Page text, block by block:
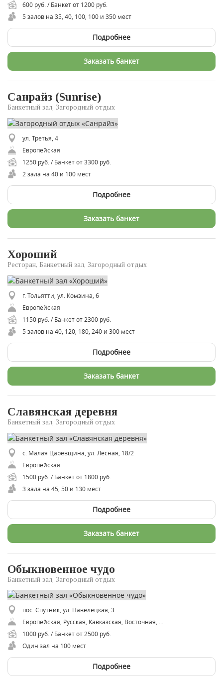
600 руб. / Банкет от 1200 руб.
5 залов на 35, 40, 100, 100 и 350 мест
Подробнее
Заказать банкет
Санрайз (Sunrise)
Банкетный зал, Загородный отдых
ул. Третья, 4
Европейская
1250 руб. / Банкет от 3300 руб.
2 зала на 40 и 100 мест
Подробнее
Заказать банкет
Хороший
Ресторан, Банкетный зал, Загородный отдых
г. Тольятти, ул. Комзина, 6
Европейская
1150 руб. / Банкет от 2300 руб.
5 залов на 40, 120, 180, 240 и 300 мест
Подробнее
Заказать банкет
Славянская деревня
Банкетный зал, Загородный отдых
с. Малая Царевщина, ул. Лесная, 18/2
Европейская
1500 руб. / Банкет от 1800 руб.
3 зала на 45, 50 и 130 мест
Подробнее
Заказать банкет
Обыкновенное чудо
Банкетный зал, Загородный отдых
пос. Спутник, ул. Павелецкая, 3
Европейская, Русская, Кавказская, Восточная, Советская
1000 руб. / Банкет от 2500 руб.
Один зал на 100 мест
Подробнее